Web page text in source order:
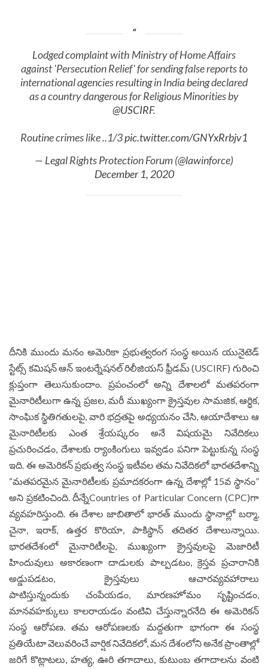
Lodged complaint with Ministry of Home Affairs
against 'Persecution Relief' for sending false reports to
international agencies resulting in India being declared
as a country dangerous for Religious Minorities by
@USCIRF.
Routine crimes like ..1/3pic.twitter.com/GNYxRrbjv1
— Legal Rights Protection Forum (@lawinforce)
December 1, 2020
దీనికి ముందు మనం అమెరికా ప్రభుత్వరంగ సంస్థ అయిన యునైటెడ్
స్టేట్స్ కమిషన్ ఆన్ ఇంటర్నేషనల్ రిలీజియస్ ఫ్రీడమ్ (USCIRF) గురించి
క్లుప్తంగా తెలుసుకుందాం. ప్రపంచంలో అన్ని దేశాలలో మతపరంగా
మైనారిటీలుగా ఉన్న ప్రజల, మరీ ముఖ్యంగా క్రైస్తవుల సామజిక, ఆర్ధిక,
సాంఘిక స్థితిగతులపై, వారి భద్రతపై అధ్యయనం చేసి, ఆయాదేశాలు ఆ
మైనారిటీలకు ఎంత శ్రేయష్కరం అనే విషయమై నివేదికలు
ప్రచురించడం, దేశాలకు ర్యాంకింగులు ఇవ్వడం పనిగా పెట్టుకున్న సంస్థ
ఇది. ఈ అమెరికన్ ప్రభుత్వ సంస్థ ఇటీవల తమ నివేదికలో భారతదేశాన్ని
“మతపరమైన మైనారిటీలకు ప్రమాదకరంగా ఉన్న దేశాల్లో 15వ స్థానం”
అని ప్రకటించింది. దీన్నేCountries of Particular Concern (CPC)గా
వ్యవహరిస్తుంది. ఈ దేశాల జాబితాలో భారత్ ముందు స్థానాల్లో బర్మా,
చైనా, ఇరాక్, ఉత్తర కొరియా, పాకిస్థాన్ తదితర దేశాలున్నాయి.
భారతదేశంలో మైనారిటీలపై, ముఖ్యంగా క్రైస్తవులపై మెజారిటీ
హిందువులు అకారణంగా దాడులకు పాల్పడటం, క్రెస్తవ ప్రచారానికి
అడ్డుపడటం, క్రైస్తవులు ఆచారవ్యవహారాలు
పాటిస్తున్నందుకు చంపేయడం, మారణహోమం సృష్టించడం,
మానవహక్కులు కాలరాయడం వంటివి చేస్తున్నారనేది ఈ అమెరికన్
సంస్థ ఆరోపణ. తమ ఆరోపణలకు మద్దతుగా భాగంగా ఈ సంస్థ
ప్రతియేటా వెలువరించే వార్షిక నివేదికలో, మన దేశంలోని అనేక ప్రాంతాల్లో
జరిగే కొట్లాటలు, హత్య, ఊరి తగాదాలు, కుటుంబ తగాదాలను వంటి